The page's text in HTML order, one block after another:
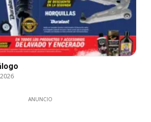
ANUNCIO